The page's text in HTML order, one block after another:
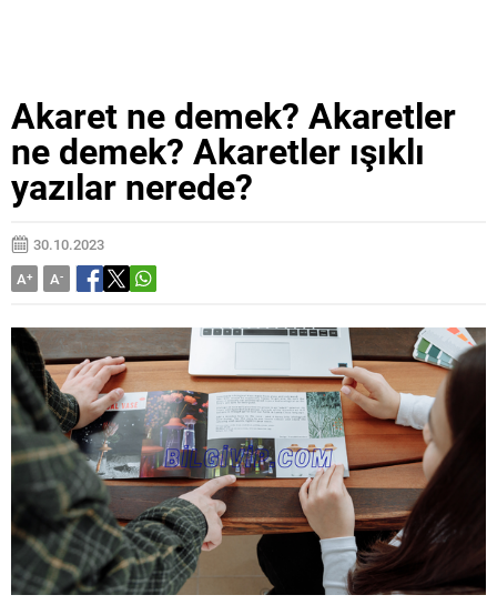
Akaret ne demek? Akaretler
ne demek? Akaretler ışıklı
yazılar nerede?
30.10.2023
A+ A-